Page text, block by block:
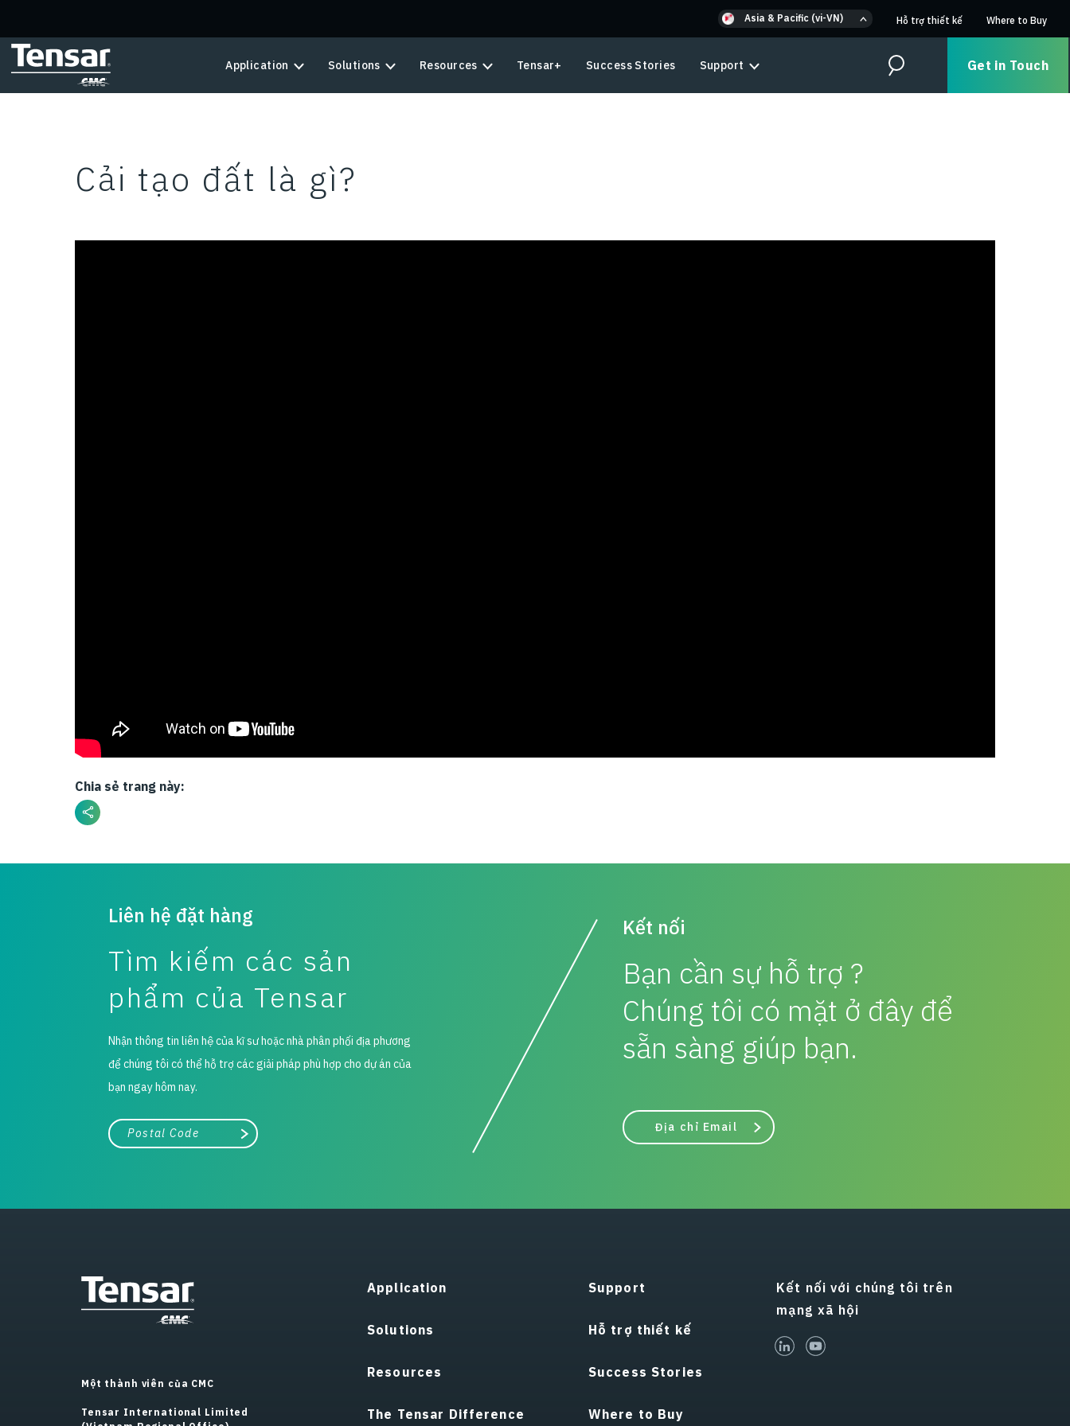
Asia & Pacific (vi-VN) Hỗ trợ thiết kế Where to Buy
Application Solutions Resources Tensar+ Success Stories Support Search Get in Touch
Cải tạo đất là gì?
Chia sẻ trang này:
Liên hệ đặt hàng
Tìm kiếm các sản
phẩm của Tensar
Nhận thông tin liên hệ của kĩ sư hoặc nhà phân phối địa phương
để chúng tôi có thể hỗ trợ các giải pháp phù hợp cho dự án của
bạn ngay hôm nay.
Thành phố, tiểu bang hoặc mã zip/bưu chính
Tìm kiếm
Kết nối
Bạn cần sự hỗ trợ ?
Chúng tôi có mặt ở đây để
sẵn sàng giúp bạn.
Địa chỉ Email
Một thành viên của CMC
Tensar International Limited
Application
Solutions
Resources
The Tensar Difference
Support
Hỗ trợ thiết kế
Success Stories
Where to Buy
Kết nối với chúng tôi trên
mạng xã hội
linked-inyoutube